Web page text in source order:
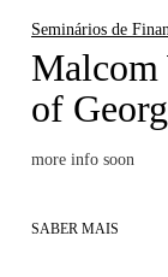
Seminários de
Malcom
of
more info soon
SABER MAIS